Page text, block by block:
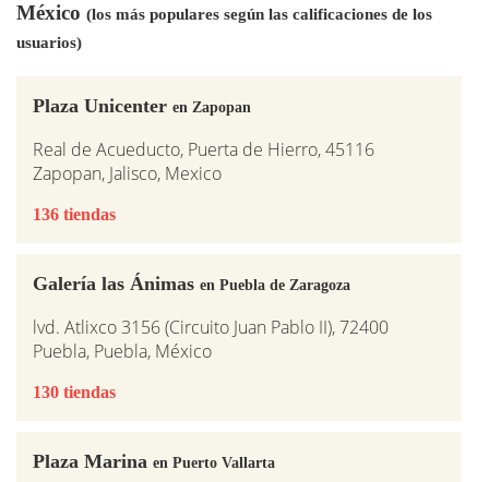
México (los más populares según las calificaciones de los
usuarios)
Plaza Unicenter en Zapopan
Real de Acueducto, Puerta de Hierro, 45116
Zapopan, Jalisco, Mexico
136 tiendas
Galería las Ánimas en Puebla de Zaragoza
lvd. Atlixco 3156 (Circuito Juan Pablo II), 72400
Puebla, Puebla, México
130 tiendas
Plaza Marina en Puerto Vallarta